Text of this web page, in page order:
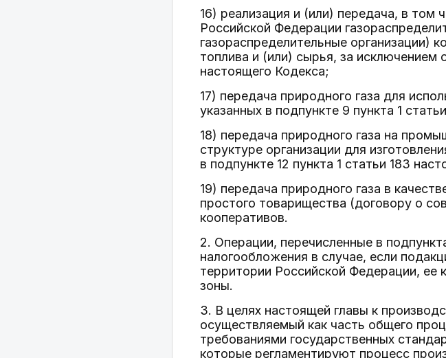
16) реализация и (или) передача, в том
Российской Федерации
газораспределительные организации)
топлива и (или) сырья, за исключением
настоящего Кодекса;
17) передача природного газа для
указанных в подпункте 9 пункта 1
18) передача природного газа на
структуре организации для
в подпункте 12 пункта 1 статьи 183
19) передача природного газа в
простого товарищества (договору о
кооперативов.
2. Операции, перечисленные в
налогообложения в случае, если
территории Российской Федерации, ее
зоны.
3. В целях настоящей главы к
осуществляемый как часть общего
требованиями государственных
которые регламентируют процесс